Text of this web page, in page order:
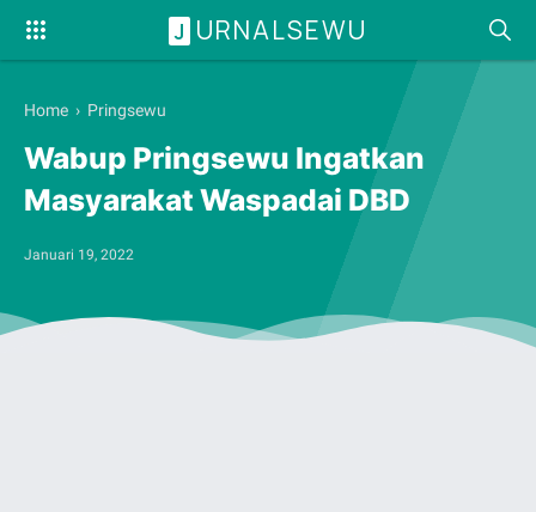
J URNALSEWU
Home › Pringsewu
Wabup Pringsewu Ingatkan
Masyarakat Waspadai DBD
Januari 19, 2022